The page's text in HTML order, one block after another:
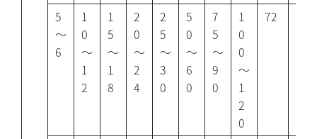
5
～
6
1
0
～
1
2
1
5
～
1
8
2
0
～
2
4
2
5
～
3
0
5
0
～
6
0
7
5
～
9
0
1
0
0
～
1
2
0
72